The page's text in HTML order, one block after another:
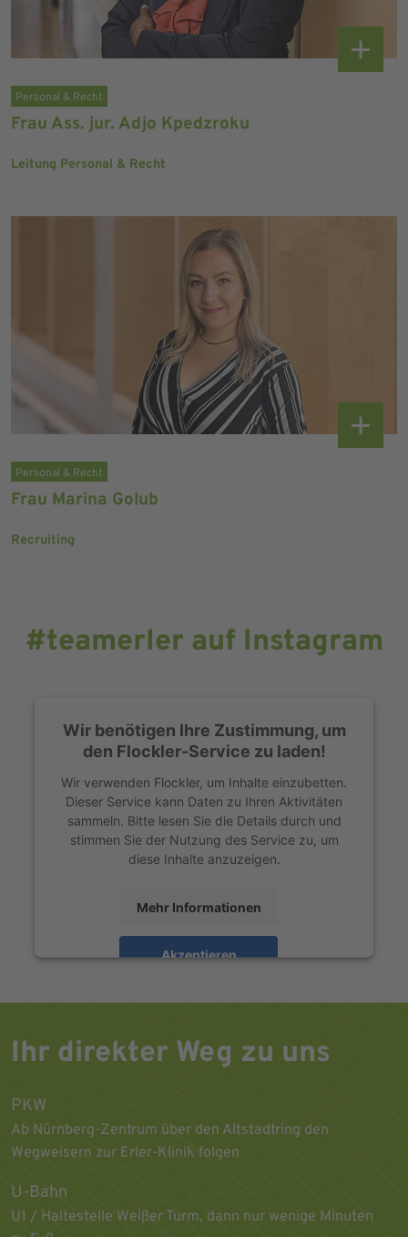
Personal & Recht
Frau Ass. jur. Adjo Kpedzroku
Leitung Personal & Recht
Personal & Recht
Frau Marina Golub
Recruiting
#teamerler auf Instagram
Wir benötigen Ihre Zustimmung, um
den Flockler-Service zu laden!
Wir verwenden Flockler, um Inhalte einzubetten.
Dieser Service kann Daten zu Ihren Aktivitäten
sammeln. Bitte lesen Sie die Details durch und
stimmen Sie der Nutzung des Service zu, um
diese Inhalte anzuzeigen.
Mehr Informationen
Akzeptieren
Platform
Ihr direkter Weg zu uns
PKW
Ab Nürnberg-Zentrum über den Altstadtring den
Wegweisern zur Erler-Klinik folgen
U-Bahn
U1 / Haltestelle Weißer Turm, dann nur wenige Minuten